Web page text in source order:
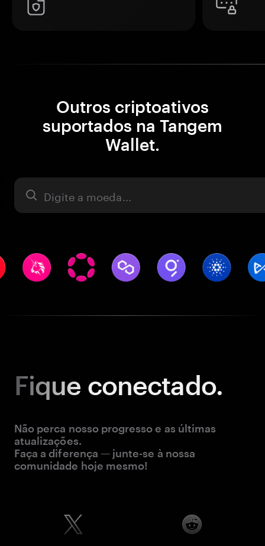
Outros criptoativos
suportados na Tangem
Wallet.
Ativo
Fique conectado.
Não perca nosso progresso e as últimas
atualizações.
Faça a diferença — junte-se à nossa
comunidade hoje mesmo!